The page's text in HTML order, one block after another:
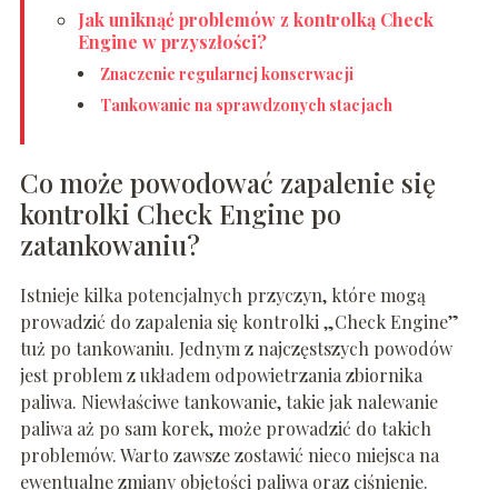
Jak uniknąć problemów z kontrolką Check
Engine w przyszłości?
Znaczenie regularnej konserwacji
Tankowanie na sprawdzonych stacjach
Co może powodować zapalenie się
kontrolki Check Engine po
zatankowaniu?
Istnieje kilka potencjalnych przyczyn, które mogą
prowadzić do zapalenia się kontrolki „Check Engine”
tuż po tankowaniu. Jednym z najczęstszych powodów
jest problem z układem odpowietrzania zbiornika
paliwa. Niewłaściwe tankowanie, takie jak nalewanie
paliwa aż po sam korek, może prowadzić do takich
problemów. Warto zawsze zostawić nieco miejsca na
ewentualne zmiany objętości paliwa oraz ciśnienie.